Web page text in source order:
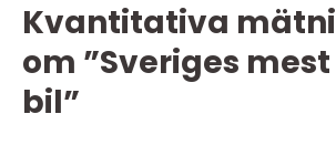
Kvantitativa
om ”Sveriges
bil”